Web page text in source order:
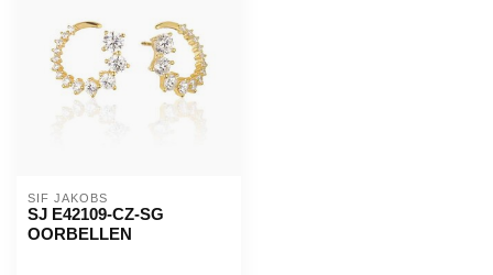
SIF JAKOBS
SJ E42109-CZ-SG
OORBELLEN